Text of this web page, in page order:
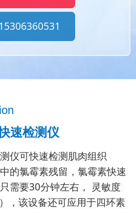
15306360531
速检测仪
仪可快速检测肌肉组织
的氯霉素残留，氯霉素快速
需要30分钟左右， 灵敏度
，该设备还可应用于四环素